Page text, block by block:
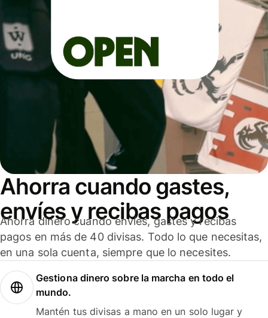
Ahorra cuando gastes,
envíes y recibas pagos
Ahorra dinero cuando envíes, gastes y recibas
pagos en más de 40 divisas. Todo lo que necesitas,
en una sola cuenta, siempre que lo necesites.
Gestiona dinero sobre la marcha en todo el
mundo.
Mantén tus divisas a mano en un solo lugar y